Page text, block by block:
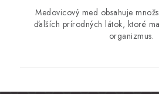
Medovicový med obsahuje
ďalších prírodných látok, ktoré
organizmus.